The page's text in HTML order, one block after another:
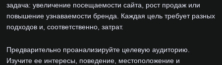
задача: увеличение посещаемости сайта, рост продаж или
повышение узнаваемости бренда. Каждая цель требует разных
подходов и, соответственно, затрат.
Предварительно проанализируйте целевую аудиторию.
Изучите ее интересы, поведение, местоположение и